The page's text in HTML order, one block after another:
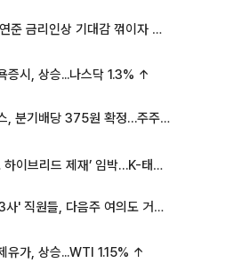
뉴욕증시, 연준 금리인상 기대감 꺾이자 상승...S&P500 사상 최고치 [종합]
증시, 상승...나스닥 1.3% ↑
SK하이닉스, 분기배당 375원 확정…주주환원책 9월로 앞당겨 발표
美 ‘232조 하이브리드 제재’ 임박…K-태양광, 불확실성 털고 날개 다나
'국책은행 3사' 직원들, 다음주 여의도 거리 나서는 까닭은
유가, 상승...WTI 1.15% ↑